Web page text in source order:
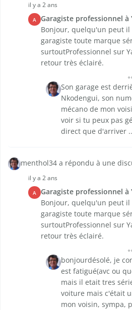
il y a 2 ans
A Garagiste professionnel à
Bonjour, quelqu'un peut
garagiste toute marque
surtoutProfessionnel sur
retour très éclairé.
Son garage est
Nkodengui, son
mécano de mon
voir si tu peux pas
direct que d'arriver
menthol34 a répondu à une
il y a 2 ans
A Garagiste professionnel à
Bonjour, quelqu'un peut
garagiste toute marque
surtoutProfessionnel sur
retour très éclairé.
bonjourdésolé, je
est fatigué(avc ou
mais il etait tres
voiture mais c'était
mon voisin, sympa,